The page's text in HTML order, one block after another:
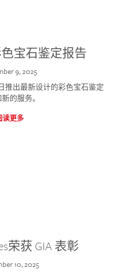
宝石鉴定报告
9, 2025
推出最新设计的彩色宝石鉴定
的服务。
读更多
荣获 GIA 表彰
10, 2025